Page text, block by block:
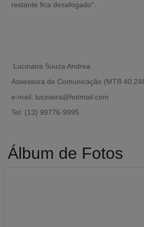
restante fica desafogado”.
Lucinaira Souza Andrea
Assessora de Comunicação (MTB
e-mail: lucinaira@hotmail.com
Tel: (13) 99776-9995
Álbum de Fotos